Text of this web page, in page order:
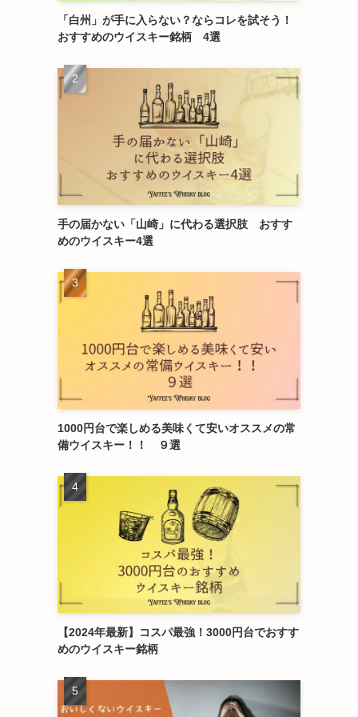
「白州」が手に入らない？ならコレを試そう！
おすすめのウイスキー銘柄 4選
手の届かない「山崎」に代わる選択肢 おすす
めのウイスキー4選
1000円台で楽しめる美味くて安いオススメの常
備ウイスキー！！ ９選
【2024年最新】コスパ最強！3000円台でおすす
めのウイスキー銘柄